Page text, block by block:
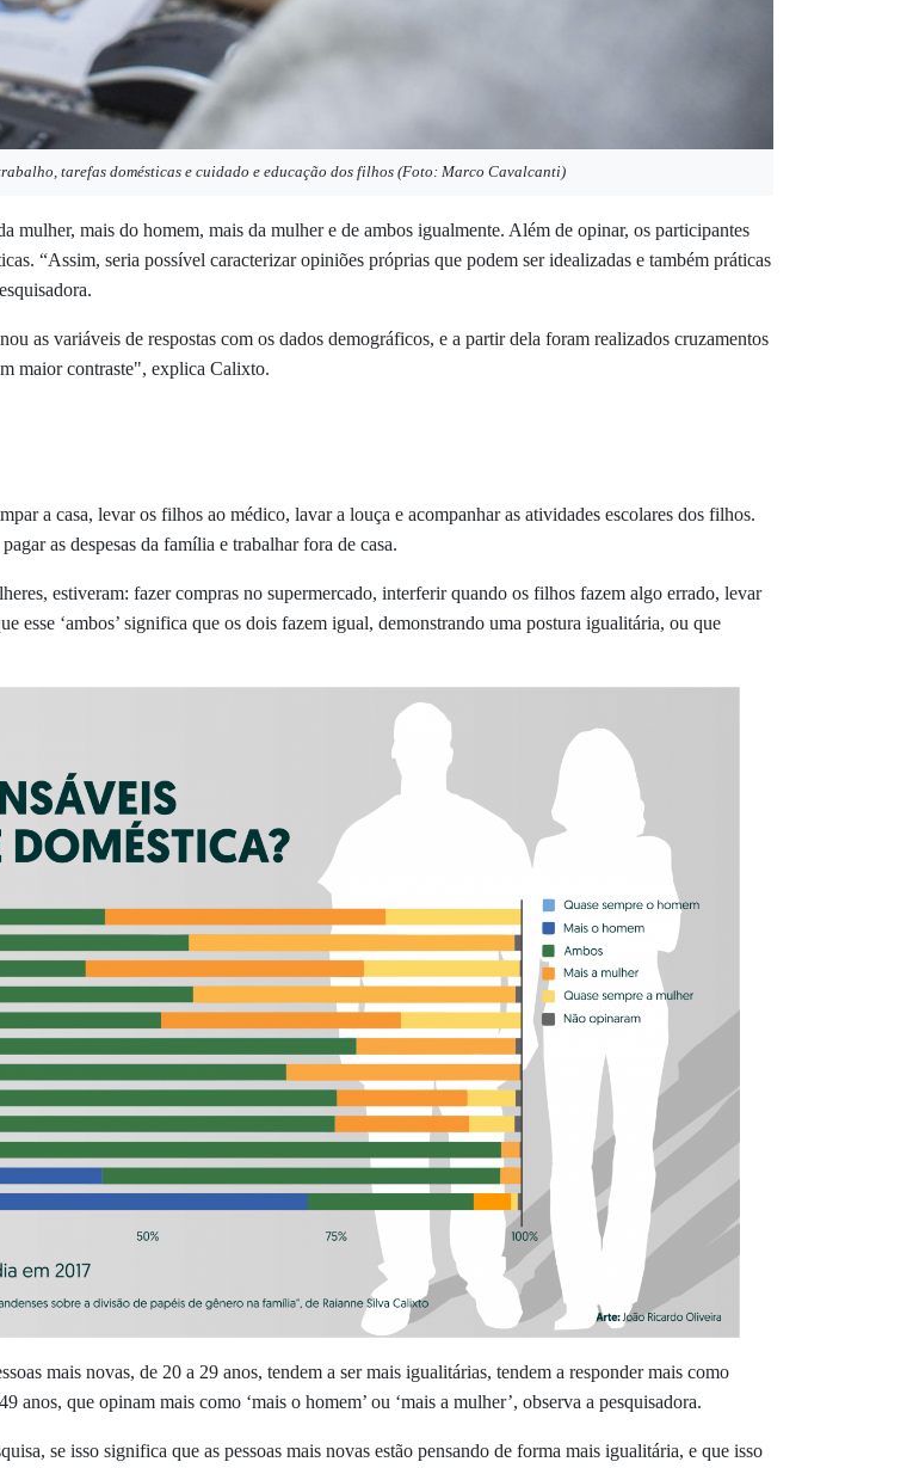
tarefas domésticas e cuidado e educação dos filhos (Foto: Marco Cavalcanti)
mulher, mais do homem, mais da mulher e de ambos igualmente. Além de opinar, os participantes
“Assim, seria possível caracterizar opiniões próprias que podem ser idealizadas e também práticas
as variáveis de respostas com os dados demográficos, e a partir dela foram realizados cruzamentos
maior contraste", explica Calixto.
a casa, levar os filhos ao médico, lavar a louça e acompanhar as atividades escolares dos filhos.
as despesas da família e trabalhar fora de casa.
estiveram: fazer compras no supermercado, interferir quando os filhos fazem algo errado, levar
esse ‘ambos’ significa que os dois fazem igual, demonstrando uma postura igualitária, ou que
mais novas, de 20 a 29 anos, tendem a ser mais igualitárias, tendem a responder mais como
anos, que opinam mais como ‘mais o homem’ ou ‘mais a mulher’, observa a pesquisadora.
se isso significa que as pessoas mais novas estão pensando de forma mais igualitária, e que isso